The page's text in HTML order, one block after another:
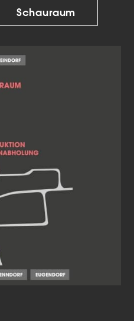
Schauraum